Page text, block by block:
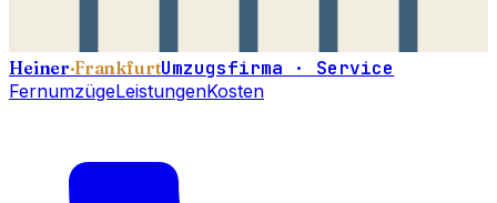
Heiner·FrankfurtUmzugsfirma · Service
FernumzügeLeistungenKosten